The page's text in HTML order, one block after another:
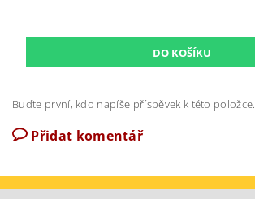
Buďte první, kdo napíše příspěvek k této položce.
Přidat komentář